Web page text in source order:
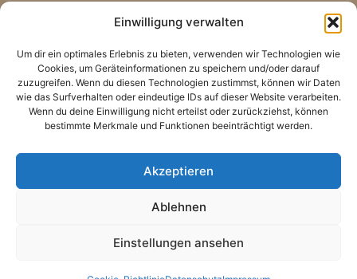
Einwilligung verwalten
Um dir ein optimales Erlebnis zu bieten, verwenden wir Technologien wie
Cookies, um Geräteinformationen zu speichern und/oder darauf
zuzugreifen. Wenn du diesen Technologien zustimmst, können wir Daten
wie das Surfverhalten oder eindeutige IDs auf dieser Website verarbeiten.
Wenn du deine Einwilligung nicht erteilst oder zurückziehst, können
bestimmte Merkmale und Funktionen beeinträchtigt werden.
Akzeptieren
Ablehnen
Einstellungen ansehen
Kontakt
Bewerten Sie uns
Cookie Hinweis (EU)